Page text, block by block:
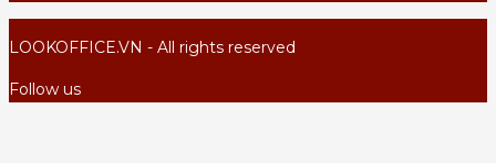
LOOKOFFICE.VN - All rights reserved
Follow us